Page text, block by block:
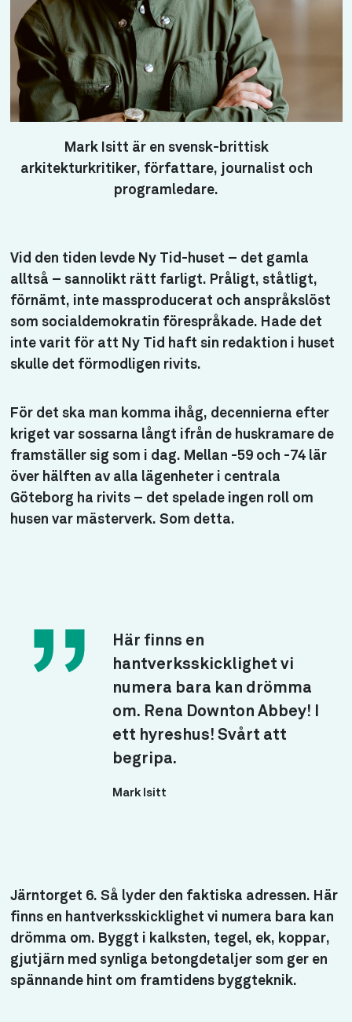
Mark Isitt är en svensk-brittisk
arkitekturkritiker, författare, journalist och
programledare.
Vid den tiden levde Ny Tid-huset – det gamla
alltså – sannolikt rätt farligt. Pråligt, ståtligt,
förnämt, inte massproducerat och anspråkslöst
som socialdemokratin förespråkade. Hade det
inte varit för att Ny Tid haft sin redaktion i huset
skulle det förmodligen rivits.
För det ska man komma ihåg, decennierna efter
kriget var sossarna långt ifrån de huskramare de
framställer sig som i dag. Mellan -59 och -74 lär
över hälften av alla lägenheter i centrala
Göteborg ha rivits – det spelade ingen roll om
husen var mästerverk. Som detta.
Här finns en
hantverksskicklighet vi
numera bara kan drömma
om. Rena Downton Abbey! I
ett hyreshus! Svårt att
begripa.
Mark Isitt
Järntorget 6. Så lyder den faktiska adressen. Här
finns en hantverksskicklighet vi numera bara kan
drömma om. Byggt i kalksten, tegel, ek, koppar,
gjutjärn med synliga betongdetaljer som ger en
spännande hint om framtidens byggteknik.